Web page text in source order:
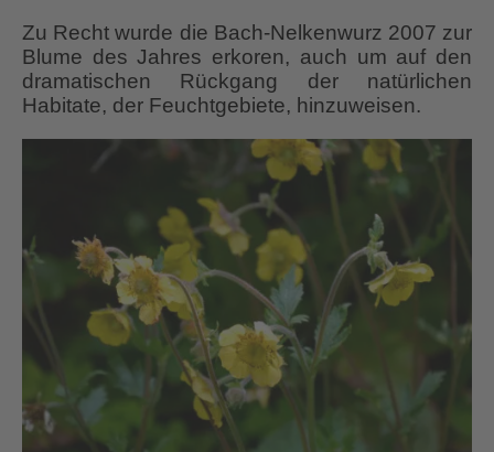
Zu Recht wurde die Bach-Nelkenwurz 2007 zur
Blume des Jahres erkoren, auch um auf den
dramatischen Rückgang der natürlichen
Habitate, der Feuchtgebiete, hinzuweisen.